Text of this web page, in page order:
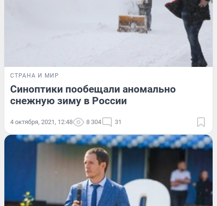
СТРАНА И МИР
Синоптики пообещали аномально
снежную зиму в России
4 октября, 2021, 12:48 8 304 31